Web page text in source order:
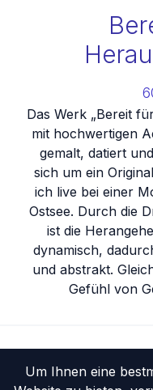
Das Werk „Bereit
mit hochwertigen
gemalt, datiert
sich um ein
ich live bei einer
Ostsee. Durch die
ist die
dynamisch,
und abstrakt.
Gefühl von
Um Ihnen eine
Startseite